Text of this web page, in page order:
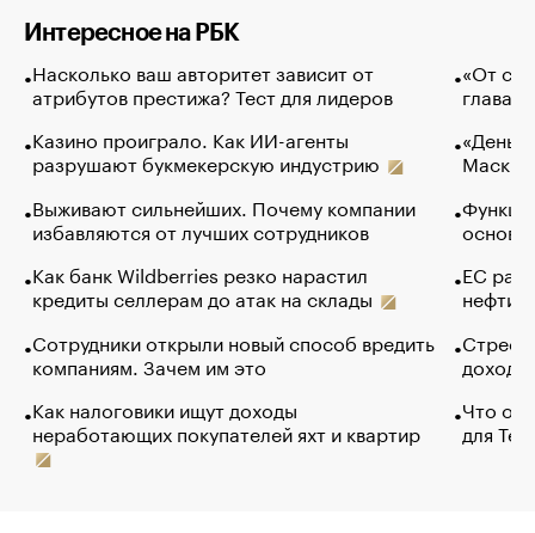
Интересное на РБК
Насколько ваш авторитет зависит от
атрибутов престижа? Тест для лидеров
Казино проиграло. Как ИИ-агенты
разрушают букмекерскую индустрию
Выживают сильнейших. Почему компании
избавляются от лучших сотрудников
Как банк Wildberries резко нарастил
кредиты селлерам до атак на склады
Сотрудники открыли новый способ вредить
компаниям. Зачем им это
Как налоговики ищут доходы
неработающих покупателей яхт и квартир
«От
глава
Маск в
основ
ЕС
нефти
Что
для